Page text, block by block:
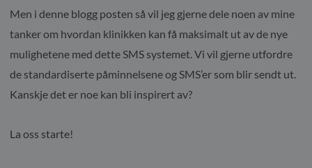
Men i denne blogg posten så vil jeg gjerne dele noen av mine
tanker om hvordan klinikken kan få maksimalt ut av de nye
mulighetene med dette SMS systemet. Vi vil gjerne utfordre
de standardiserte påminnelsene og SMS’er som blir sendt ut.
Kanskje det er noe kan bli inspirert av?
La oss starte!